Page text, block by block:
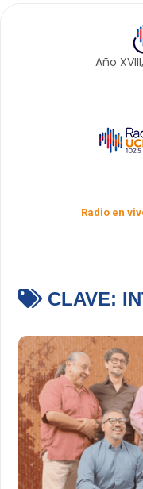
Año
Radio en
CLAVE: